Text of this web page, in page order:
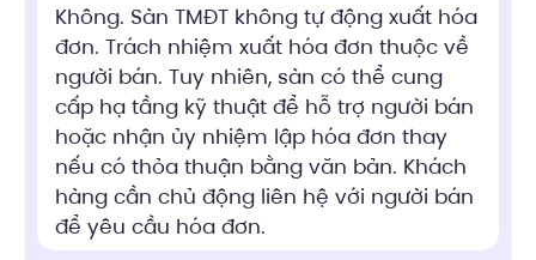
Không. Sàn TMĐT không tự động xuất hóa
đơn. Trách nhiệm xuất hóa đơn thuộc về
người bán. Tuy nhiên, sàn có thể cung
cấp hạ tầng kỹ thuật để hỗ trợ người bán
hoặc nhận ủy nhiệm lập hóa đơn thay
nếu có thỏa thuận bằng văn bản. Khách
hàng cần chủ động liên hệ với người bán
để yêu cầu hóa đơn.